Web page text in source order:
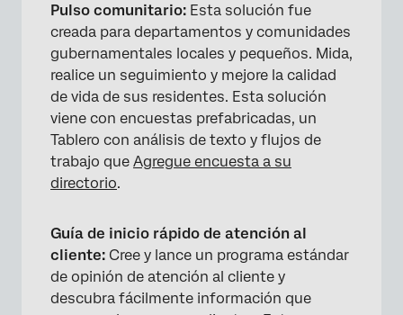
Pulso comunitario: Esta solución fue
creada para departamentos y comunidades
gubernamentales locales y pequeños. Mida,
realice un seguimiento y mejore la calidad
de vida de sus residentes. Esta solución
viene con encuestas prefabricadas, un
Tablero con análisis de texto y flujos de
trabajo que Agregue encuesta a su
directorio.
Guía de inicio rápido de atención al
cliente: Cree y lance un programa estándar
de opinión de atención al cliente y
descubra fácilmente información que